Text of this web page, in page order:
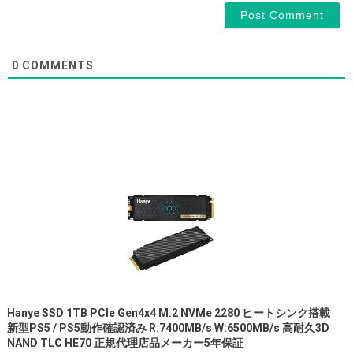
0 COMMENTS
Hanye SSD 1TB PCIe Gen4x4 M.2 NVMe 2280 ヒートシンク搭載
新型PS5 / PS5動作確認済み R:7400MB/s W:6500MB/s 高耐久3D
NAND TLC HE70 正規代理店品メーカー5年保証